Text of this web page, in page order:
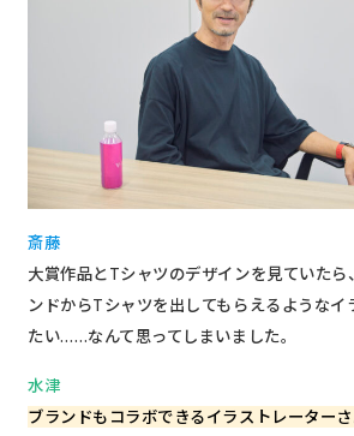
斎藤
大賞作品とTシャツのデザインを見ていたら
ンドからTシャツを出してもらえるようなイ
たい……なんて思ってしまいました。
水津
ブランドもコラボできるイラストレーター